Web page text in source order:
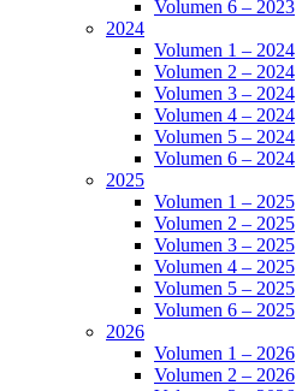
Volumen 6 – 2023
2024
Volumen 1 – 2024
Volumen 2 – 2024
Volumen 3 – 2024
Volumen 4 – 2024
Volumen 5 – 2024
Volumen 6 – 2024
2025
Volumen 1 – 2025
Volumen 2 – 2025
Volumen 3 – 2025
Volumen 4 – 2025
Volumen 5 – 2025
Volumen 6 – 2025
2026
Volumen 1 – 2026
Volumen 2 – 2026